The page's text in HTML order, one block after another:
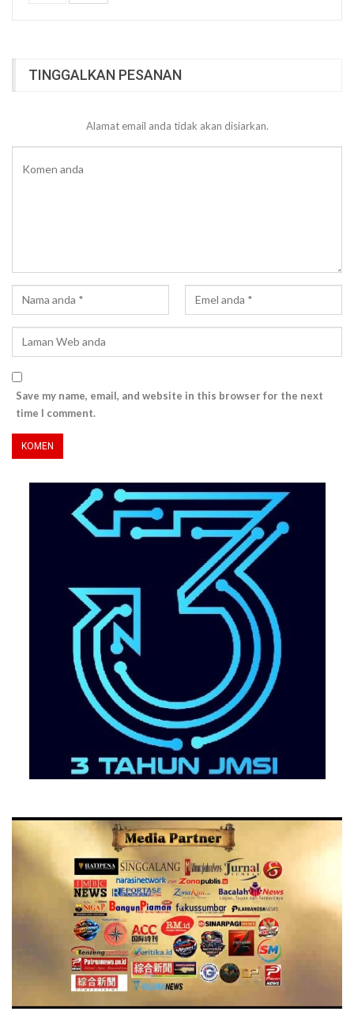
TINGGALKAN PESANAN
Alamat email anda tidak akan disiarkan.
Save my name, email, and website in this browser for the next
time I comment.